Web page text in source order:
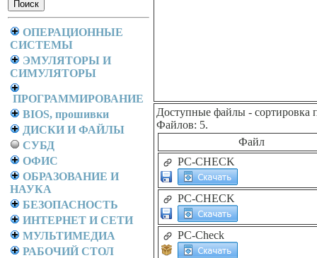
ОПЕРАЦИОННЫЕ
СИСТЕМЫ
ЭМУЛЯТОРЫ И
СИМУЛЯТОРЫ
ПРОГРАММИРОВАНИЕ
BIOS, прошивки
ДИСКИ И ФАЙЛЫ
СУБД
ОФИС
ОБРАЗОВАНИЕ И
НАУКА
БЕЗОПАСНОСТЬ
ИНТЕРНЕТ И СЕТИ
МУЛЬТИМЕДИА
РАБОЧИЙ СТОЛ
Доступные файлы - сортировка
Файлов: 5.
Файл
PC-CHECK
PC-CHECK
PC-Check